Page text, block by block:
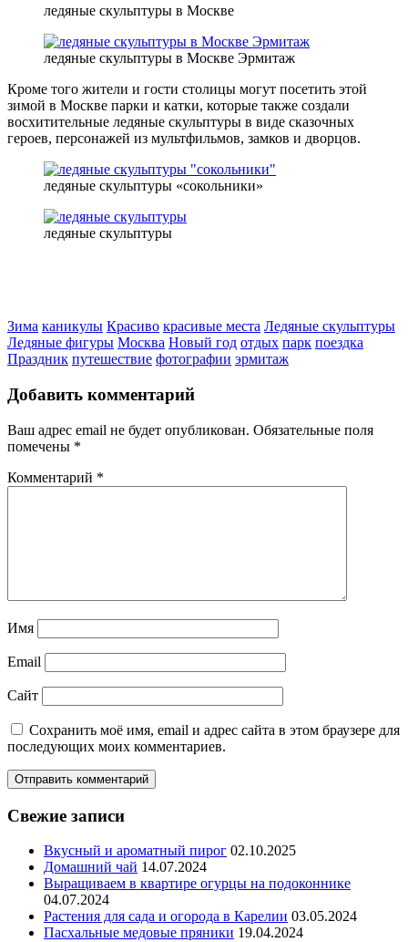
ледяные скульптуры в Москве
ледяные скульптуры в Москве Эрмитаж
Кроме того жители и гости столицы могут посетить этой
зимой в Москве парки и катки, которые также создали
восхитительные ледяные скульптуры в виде сказочных
героев, персонажей из мультфильмов, замков и дворцов.
ледяные скульптуры «сокольники»
ледяные скульптуры
Зима каникулы Красиво красивые места Ледяные скульптуры
Ледяные фигуры Москва Новый год отдых парк поездка
Праздник путешествие фотографии эрмитаж
Добавить комментарий
Ваш адрес email не будет опубликован. Обязательные поля
помечены *
Комментарий *
Имя
Email
Сайт
Сохранить моё имя, email и адрес сайта в этом браузере для
последующих моих комментариев.
Свежие записи
Вкусный и ароматный пирог 02.10.2025
Домашний чай 14.07.2024
Выращиваем в квартире огурцы на подоконнике
04.07.2024
Растения для сада и огорода в Карелии 03.05.2024
Пасхальные медовые пряники 19.04.2024